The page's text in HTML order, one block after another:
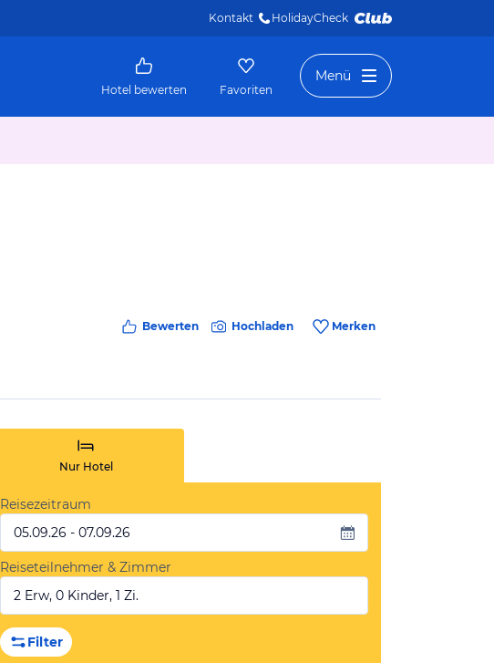
Kontakt HolidayCheck
Hotel bewerten Favoriten
Menü
Bewerten Hochladen Merken
Nur Hotel
Reisezeitraum
05.09.26 - 07.09.26
Reiseteilnehmer & Zimmer
2 Erw, 0 Kinder, 1 Zi.
Filter